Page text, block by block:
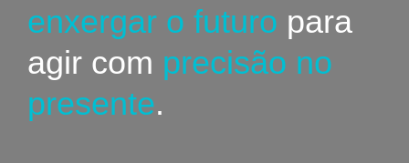
enxergar o futuro para
agir com precisão no
presente.